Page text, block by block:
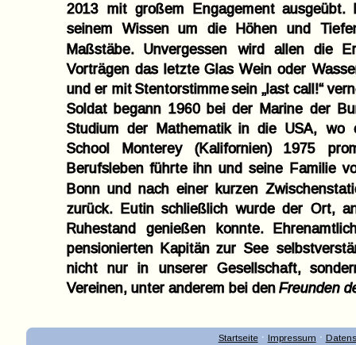
Startseite · Impressum ·
2013 mit großem Engagement ausgeübt.
seinem
Wissen um die Höhen und
Maßstäbe.
Unvergessen wird allen die
Vorträgen das letzte Glas Wein oder
und er mit Stentorstimmesein „last call!“
Soldat begann 1960 bei der Marine der
Studium der Mathematik in die USA, wo
School
Monterey (Kalifornien) 1975
Berufsleben führte ihn und seine Familie
Bonn und nach einer kurzen
zurück. Eutin schließlich wurde der Ort,
Ruhestand
genießen konnte.
pensionierten Kapitän zur See
nicht nur in unserer Gesellschaft,
Vereinen, unter anderem bei den Freunden